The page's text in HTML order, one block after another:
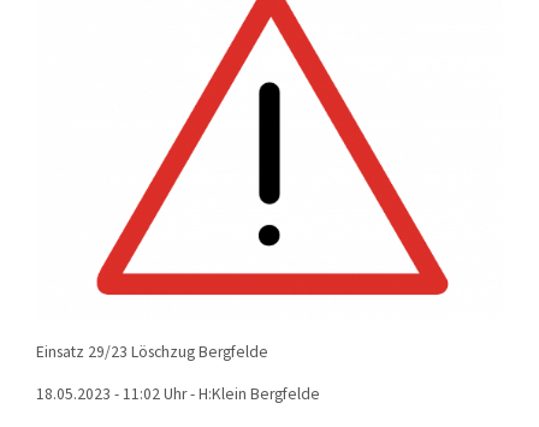
TECHNIK
EINSÄTZE
Einsatz 29/23 Löschzug Bergfelde
18.05.2023 - 11:02 Uhr - H:Klein Bergfelde